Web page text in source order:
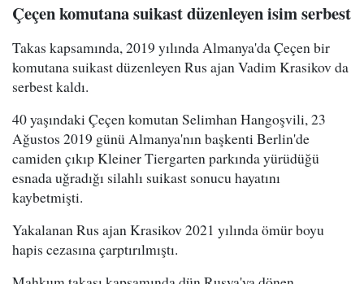
Çeçen komutana suikast düzenleyen isim serbest
Takas kapsamında, 2019 yılında Almanya'da Çeçen bir
komutana suikast düzenleyen Rus ajan Vadim Krasikov da
serbest kaldı.
40 yaşındaki Çeçen komutan Selimhan Hangoşvili, 23
Ağustos 2019 günü Almanya'nın başkenti Berlin'de
camiden çıkıp Kleiner Tiergarten parkında yürüdüğü
esnada uğradığı silahlı suikast sonucu hayatını
kaybetmişti.
Yakalanan Rus ajan Krasikov 2021 yılında ömür boyu
hapis cezasına çarptırılmıştı.